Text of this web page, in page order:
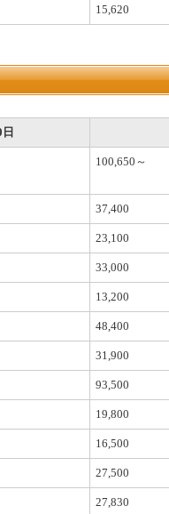
15,620
100,650～
37,400
23,100
33,000
13,200
48,400
31,900
93,500
19,800
16,500
27,500
27,830